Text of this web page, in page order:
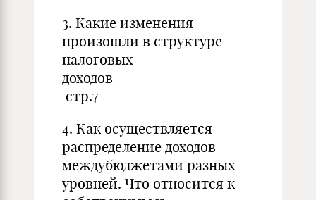
3. Какие изменения
произошли в структуре
налоговых
доходов
стр.7
4. Как осуществляется
распределение доходов
междубюджетами разных
уровней. Что относится к